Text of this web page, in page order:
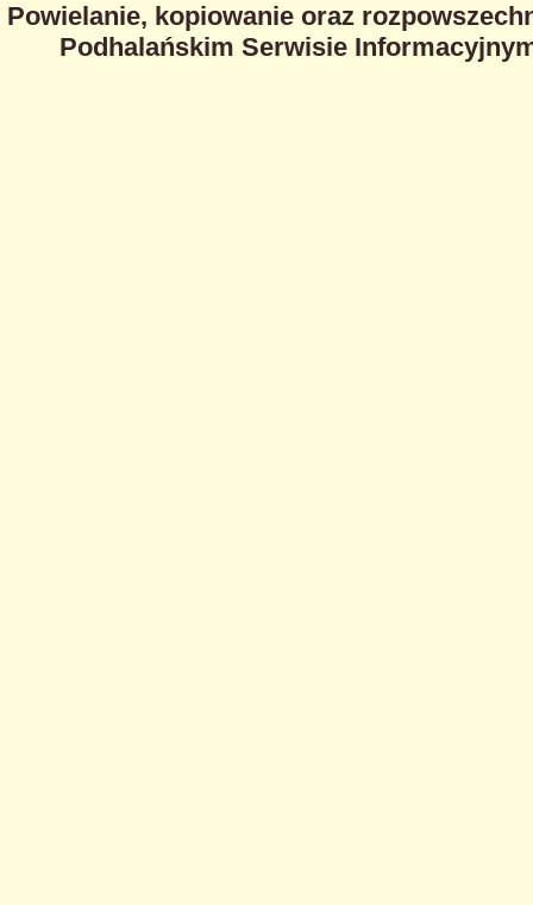
Powielanie, kopiowanie oraz
Podhalańskim Serwisie